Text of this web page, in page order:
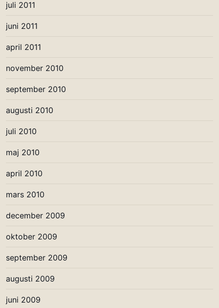
juli 2011
juni 2011
april 2011
november 2010
september 2010
augusti 2010
juli 2010
maj 2010
april 2010
mars 2010
december 2009
oktober 2009
september 2009
augusti 2009
juni 2009